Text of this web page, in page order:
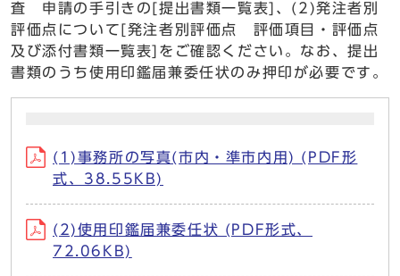
査 申請の手引きの[提出書類一覧表]、(2)発注者別
評価点について[発注者別評価点 評価項目・評価点
及び添付書類一覧表]をご確認ください。なお、提出
書類のうち使用印鑑届兼委任状のみ押印が必要です。
(1)事務所の写真(市内・準市内用) (PDF形
式、38.55KB)
(2)使用印鑑届兼委任状 (PDF形式、
72.06KB)